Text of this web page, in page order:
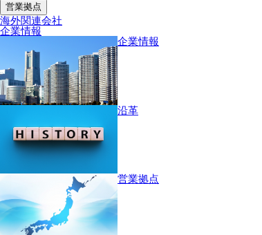
営業拠点
海外関連会社
企業情報
企業情報
沿革
営業拠点